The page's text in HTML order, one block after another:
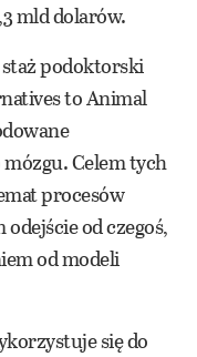
mld dolarów.
podoktorski
to Animal
Celem tych
procesów
od czegoś,
od modeli
się do